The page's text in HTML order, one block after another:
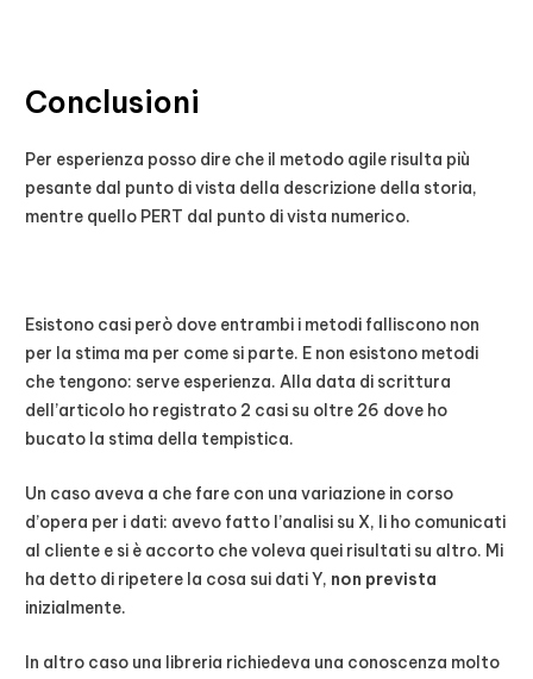
Conclusioni
Per esperienza posso dire che il metodo agile risulta più
pesante dal punto di vista della descrizione della storia,
mentre quello PERT dal punto di vista numerico.
Esistono casi però dove entrambi i metodi falliscono non
per la stima ma per come si parte. E non esistono metodi
che tengono: serve esperienza. Alla data di scrittura
dell’articolo ho registrato 2 casi su oltre 26 dove ho
bucato la stima della tempistica.
Un caso aveva a che fare con una variazione in corso
d’opera per i dati: avevo fatto l’analisi su X, li ho comunicati
al cliente e si è accorto che voleva quei risultati su altro. Mi
ha detto di ripetere la cosa sui dati Y, non prevista
inizialmente.
In altro caso una libreria richiedeva una conoscenza molto